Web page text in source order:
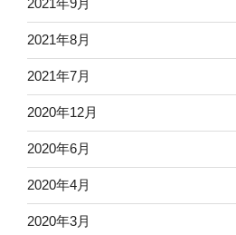
2021年9月
2021年8月
2021年7月
2020年12月
2020年6月
2020年4月
2020年3月